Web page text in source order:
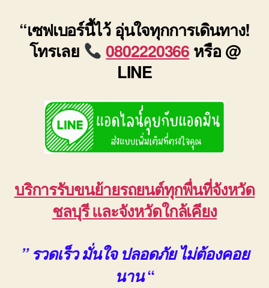
“เซฟเบอร์นี้ไว้ อุ่นใจทุกการเดินทาง!
โทรเลย
0802220366 หรือ @
LINE
บริการรับขนย้ายรถยนต์ทุกพื่นที่จังหวัด
ชลบุรี และจังหวัดใกล้เคียง
” รวดเร็ว มั่นใจ ปลอดภัย ไม่ต้องคอย
นาน“